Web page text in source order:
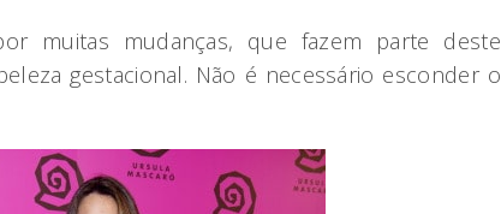
muitas mudanças, que fazem parte deste
gestacional. Não é necessário esconder o